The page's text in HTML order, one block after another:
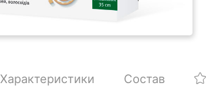
Характеристики Состав